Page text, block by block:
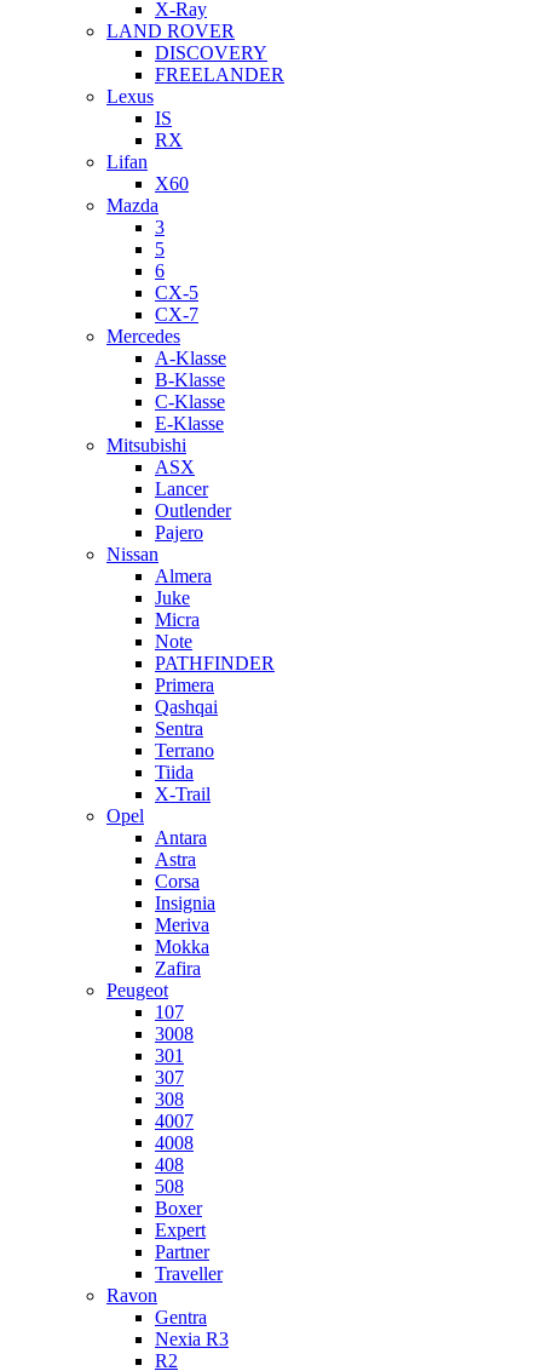
X-Ray
LAND ROVER
DISCOVERY
FREELANDER
Lexus
IS
RX
Lifan
X60
Mazda
3
5
6
CX-5
CX-7
Mercedes
A-Klasse
B-Klasse
C-Klasse
E-Klasse
Mitsubishi
ASX
Lancer
Outlender
Pajero
Nissan
Almera
Juke
Micra
Note
PATHFINDER
Primera
Qashqai
Sentra
Terrano
Tiida
X-Trail
Opel
Antara
Astra
Corsa
Insignia
Meriva
Mokka
Zafira
Peugeot
107
3008
301
307
308
4007
4008
408
508
Boxer
Expert
Partner
Traveller
Ravon
Gentra
Nexia R3
R2